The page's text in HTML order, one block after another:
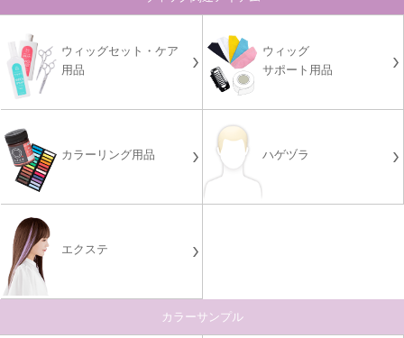
ウィッグセット・ケア
用品
ウィッグ
サポート用品
カラーリング用品 ハゲヅラ
エクステ
カラーサンプル